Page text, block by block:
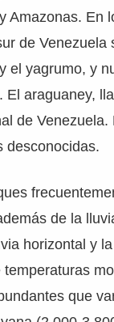
Amazonas. En
de Venezuela
el yagrumo, y
araguaney,
de
desconocidas.
de la
horizontal y
que